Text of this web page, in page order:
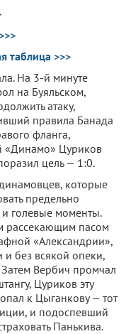
таблица >>>
На 3-й минуте
на Буяльском,
атаку,
правила Банада
фланга,
«Динамо» Цуриков
цель — 1:0.
которые
предельно
и голевые моменты.
рассекающим пасом
«Александрии»,
и без всякой опеки,
Вербич промчал
Цуриков эту
к Цыганкову — тот
и подоспевший
Панькива.